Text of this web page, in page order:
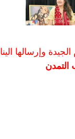
وإرسالها الينا
التمدن